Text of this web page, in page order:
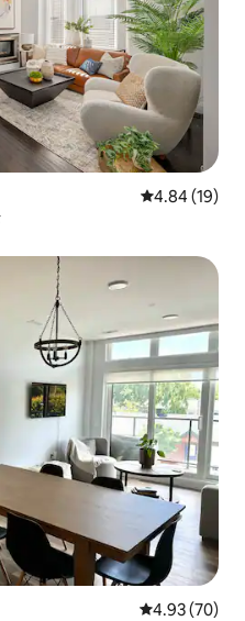
औसत रेटिंग 5 में
4.84 (19)
औसत रेटिंग 5 में
4.93 (70)